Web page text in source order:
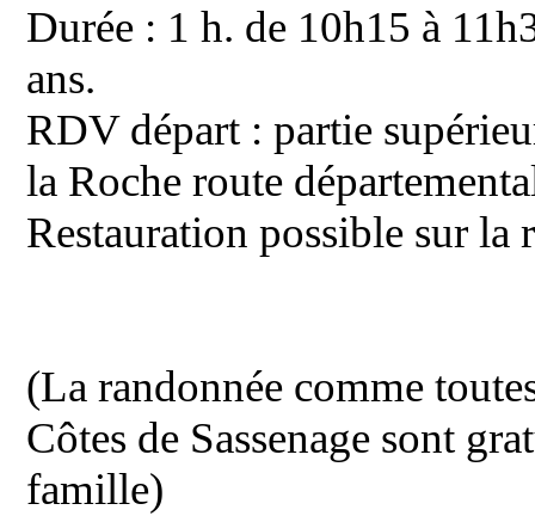
Durée : 1 h. de 10h15 à
ans.
RDV départ : partie
la Roche route
Restauration possible sur la
(La randonnée comme
Côtes de Sassenage sont
famille)